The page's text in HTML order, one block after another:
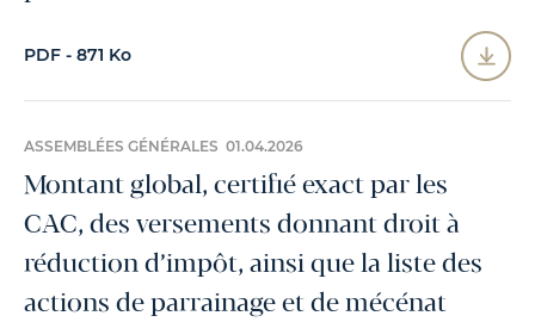
PDF - 871 Ko
ASSEMBLÉES GÉNÉRALES 01.04.2026
Montant global, certifié exact par les
CAC, des versements donnant droit à
réduction d’impôt, ainsi que la liste des
actions de parrainage et de mécénat